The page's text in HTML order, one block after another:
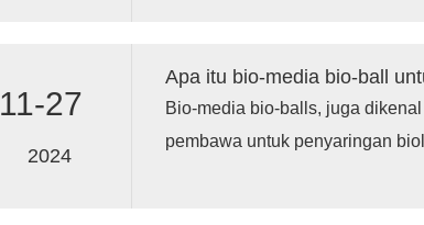
11-27
2024
Apa itu bio-media bio-ball
Bio-media bio-balls, juga
pembawa untuk penyaringan